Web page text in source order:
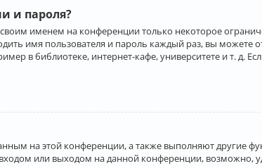
и пароля?
именем на конференции только некоторое
имя пользователя и пароль каждый раз, вы можете
в библиотеке, интернет-кафе, университете и т. д.
на этой конференции, а также выполняют другие
или выходом на данной конференции, возможно,